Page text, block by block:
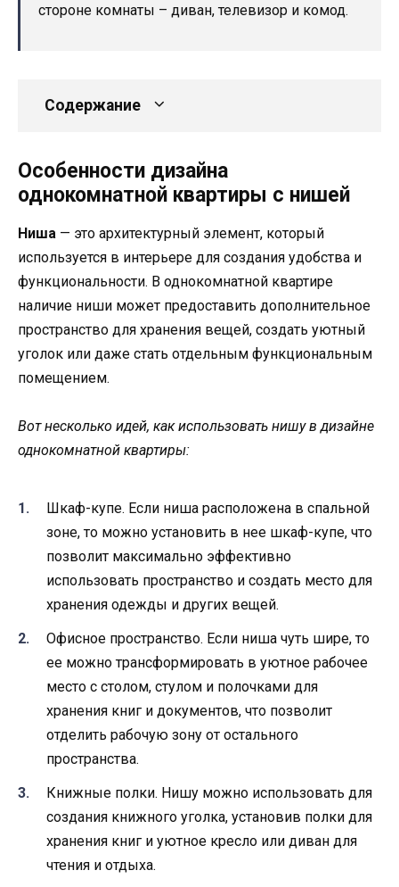
стороне комнаты – диван, телевизор и комод.
Содержание
Особенности дизайна
однокомнатной квартиры с нишей
Ниша — это архитектурный элемент, который
используется в интерьере для создания удобства и
функциональности. В однокомнатной квартире
наличие ниши может предоставить дополнительное
пространство для хранения вещей, создать уютный
уголок или даже стать отдельным функциональным
помещением.
Вот несколько идей, как использовать нишу в дизайне
однокомнатной квартиры:
Шкаф-купе. Если ниша расположена в спальной
зоне, то можно установить в нее шкаф-купе, что
позволит максимально эффективно
использовать пространство и создать место для
хранения одежды и других вещей.
Офисное пространство. Если ниша чуть шире, то
ее можно трансформировать в уютное рабочее
место с столом, стулом и полочками для
хранения книг и документов, что позволит
отделить рабочую зону от остального
пространства.
Книжные полки. Нишу можно использовать для
создания книжного уголка, установив полки для
хранения книг и уютное кресло или диван для
чтения и отдыха.